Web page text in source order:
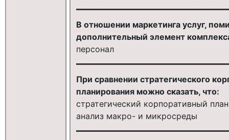
В отношении маркетинга услуг,
дополнительный элемент
персонал
При сравнении стратегического
планирования можно сказать, что:
стратегический корпоративный
анализ макро- и микросреды